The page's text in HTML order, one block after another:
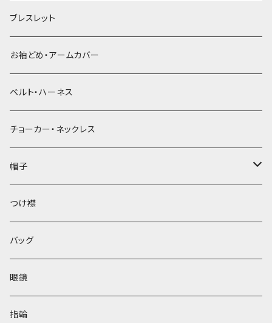
ブレスレット
お袖どめ・アームカバー
ベルト・ハーネス
チョーカー・ネックレス
帽子
ベレー帽
つけ襟
バッグ
眼鏡
指輪